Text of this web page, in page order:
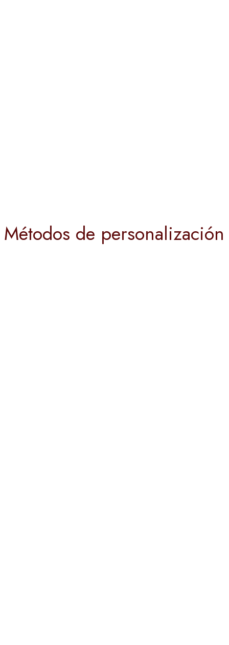
Métodos de personalización